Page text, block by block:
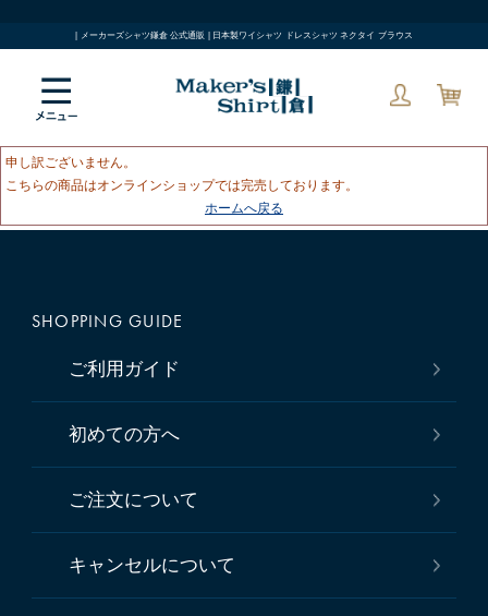
| メーカーズシャツ鎌倉 公式通販 | 日本製ワイシャツ ドレスシャツ ネクタイ ブラウス
申し訳ございません。
こちらの商品はオンラインショップでは完売しております。
ホームへ戻る
SHOPPING GUIDE
ご利用ガイド
初めての方へ
ご注文について
キャンセルについて